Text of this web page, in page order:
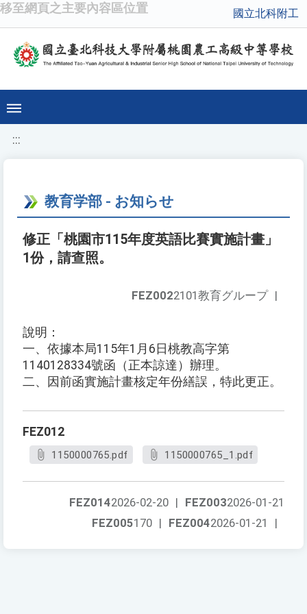
移至網頁之主要內容區位置 國立北科附工
:::
教育学部 - お知らせ
修正「桃園市115年度英語比賽實施計畫」
1份，請查照。
FEZ0022101教育グループ |
說明：
一、依據本局115年1月6日桃教高字第
1140128334號函（正本諒達）辦理。
二、因前函實施計畫核定年份繕誤，特此更正。
FEZ012
1150000765.pdf 1150000765_1.pdf
FEZ0032026-01-21
FEZ0142026-02-20 |
FEZ0042026-01-21 |
FEZ005170 |